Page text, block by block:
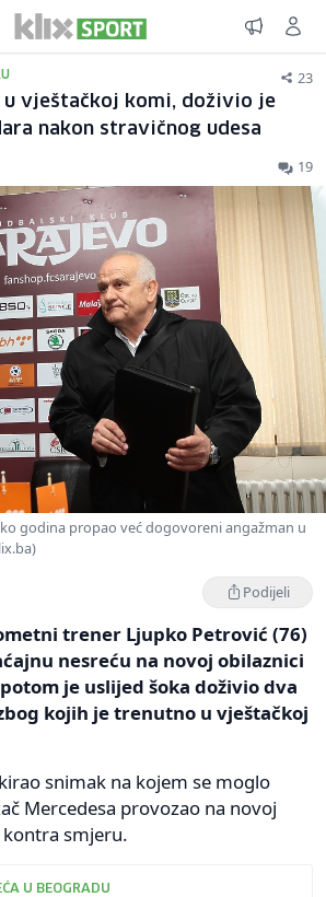
23
u vještačkoj komi, doživio je
nakon stravičnog udesa
19
godina propao već dogovoreni angažman u
Podijeli
trener Ljupko Petrović (76)
nesreću na novoj obilaznici
je uslijed šoka doživio dva
kojih je trenutno u vještačkoj
snimak na kojem se moglo
Mercedesa provozao na novoj
kontra smjeru.
U BEOGRADU